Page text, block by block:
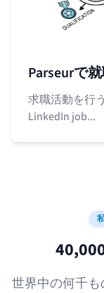
Parseurで
求職活動を行
LinkedIn job...
世界中の何千